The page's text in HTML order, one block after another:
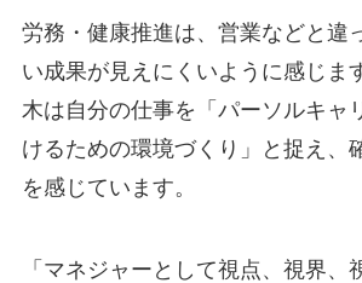
労務・健康推進は、営業などと違
い成果が見えにくいように感じま
木は自分の仕事を「パーソルキャ
けるための環境づくり」と捉え、
を感じています。
「マネジャーとして視点、視界、